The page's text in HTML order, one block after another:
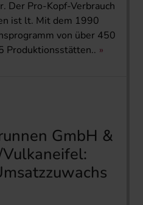
Der Pro-Kopf-Verbrauch
ist lt. Mit dem 1990
von über 450
Produktionsstätten..
GmbH &